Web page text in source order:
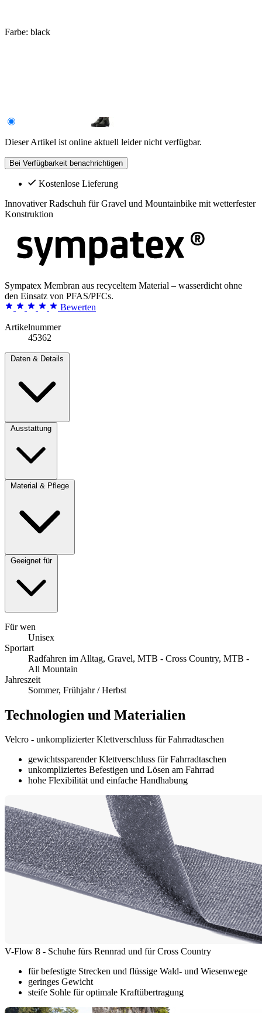
Farbe: black
Dieser Artikel ist online aktuell leider nicht verfügbar.
Bei Verfügbarkeit benachrichtigen
Kostenlose Lieferung
Innovativer Radschuh für Gravel und Mountainbike mit wetterfester
Konstruktion
Sympatex Membran aus recyceltem Material – wasserdicht ohne
den Einsatz von PFAS/PFCs.
Bewerten
Artikelnummer
45362
Daten & Details
Ausstattung
Material & Pflege
Geeignet für
Für wen
Unisex
Sportart
Radfahren im Alltag, Gravel, MTB - Cross Country, MTB -
All Mountain
Jahreszeit
Sommer, Frühjahr / Herbst
Technologien und Materialien
Velcro - unkomplizierter Klettverschluss für Fahrradtaschen
gewichtssparender Klettverschluss für Fahrradtaschen
unkompliziertes Befestigen und Lösen am Fahrrad
hohe Flexibilität und einfache Handhabung
V-Flow 8 - Schuhe fürs Rennrad und für Cross Country
für befestigte Strecken und flüssige Wald- und Wiesenwege
geringes Gewicht
steife Sohle für optimale Kraftübertragung